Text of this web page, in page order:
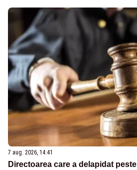
7 aug. 2026, 14:41
Directoarea care a delapidat